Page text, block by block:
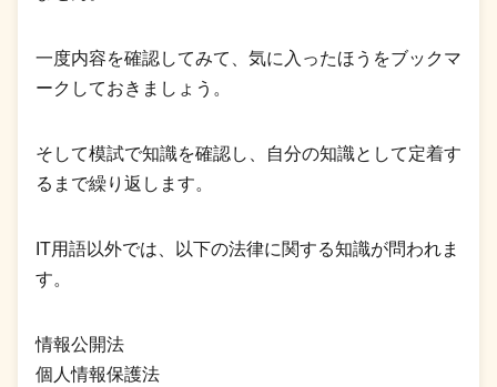
一度内容を確認してみて、気に入ったほうをブックマ
ークしておきましょう。
そして模試で知識を確認し、自分の知識として定着す
るまで繰り返します。
IT用語以外では、以下の法律に関する知識が問われま
す。
情報公開法
個人情報保護法